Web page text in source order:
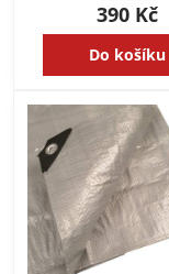
390 Kč
Do košíku